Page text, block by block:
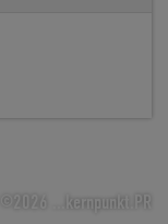
©2026 ...kernpunkt.PR